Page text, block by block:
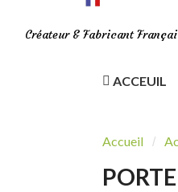
Créateur & Fabricant
ACCEUIL
Accueil